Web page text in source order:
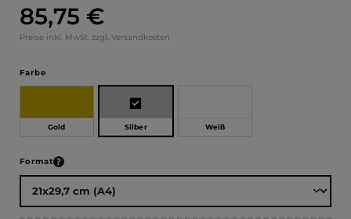
Regulärer Preis:
85,75 €
Preise inkl. MwSt. zzgl. Versandkosten
Farbeauswählen
Gold Silber Weiß
Formatauswählen